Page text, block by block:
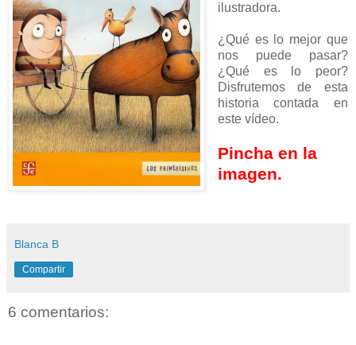
ilustradora.
¿Qué es lo mejor que
nos puede pasar?
¿Qué es lo peor?
Disfrutemos de esta
historia contada en
este vídeo.
Pincha en la
imagen.
Blanca B
Compartir
6 comentarios: